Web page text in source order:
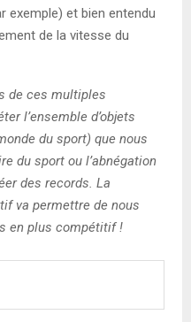
exemple) et bien entendu
de la vitesse du
de ces multiples
l’ensemble d’objets
du sport) que nous
du sport ou l’abnégation
des records. La
va permettre de nous
en plus compétitif !